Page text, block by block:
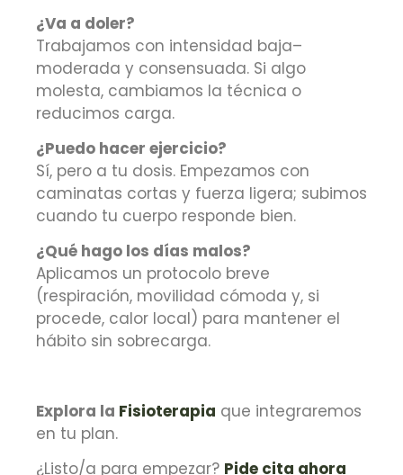
¿Va a doler?
Trabajamos con intensidad baja–
moderada y consensuada. Si algo
molesta, cambiamos la técnica o
reducimos carga.
¿Puedo hacer ejercicio?
Sí, pero a tu dosis. Empezamos con
caminatas cortas y fuerza ligera; subimos
cuando tu cuerpo responde bien.
¿Qué hago los días malos?
Aplicamos un protocolo breve
(respiración, movilidad cómoda y, si
procede, calor local) para mantener el
hábito sin sobrecarga.
Explora la Fisioterapia que integraremos
en tu plan.
¿Listo/a para empezar? Pide cita ahora